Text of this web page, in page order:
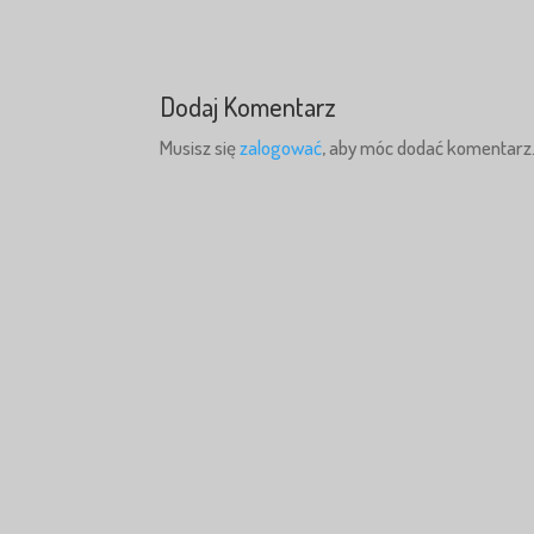
Dodaj Komentarz
Musisz sięzalogować, aby móc dodać